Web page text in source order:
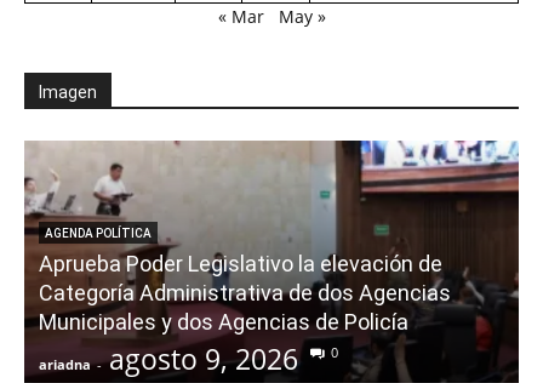
« Mar
May »
Imagen
AGENDA POLÍTICA
Aprueba Poder Legislativo la elevación de
Categoría Administrativa de dos Agencias
Municipales y dos Agencias de Policía
ariadna - agosto 9, 2026 0